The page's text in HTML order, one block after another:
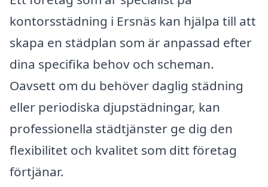
kontorsstädning i Ersnäs kan hjälpa till att
skapa en städplan som är anpassad efter
dina specifika behov och scheman.
Oavsett om du behöver daglig städning
eller periodiska djupstädningar, kan
professionella städtjänster ge dig den
flexibilitet och kvalitet som ditt företag
förtjänar.